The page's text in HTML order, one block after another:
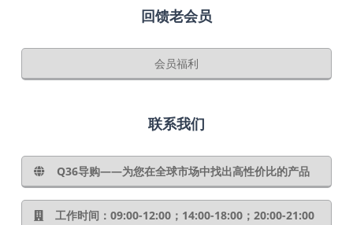
回馈老会员
会员福利
联系我们
Q36导购——为您在全球市场中找出高性价比的产品
工作时间：09:00-12:00；14:00-18:00；20:00-21:00